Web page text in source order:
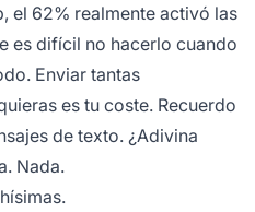
el 62% realmente activó las
es difícil no hacerlo cuando
Enviar tantas
es tu coste. Recuerdo
de texto. ¿Adivina
Nada.